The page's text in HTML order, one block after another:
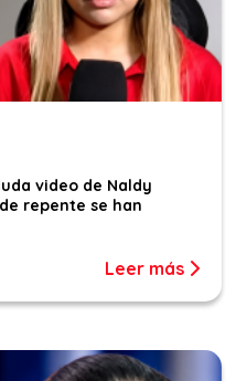
video de Naldy
repente se han
Leer más